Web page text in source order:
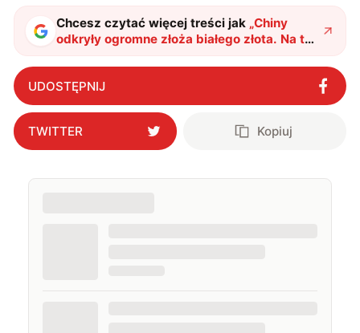
także uprawiać oraz oglądać sport.
Chcesz czytać więcej treści jak „Chiny
odkryły ogromne złoża białego złota. Na ten
moment ich dominacja wydaje się
niezagrożona."?
UDOSTĘPNIJ
TWITTER Kopiuj